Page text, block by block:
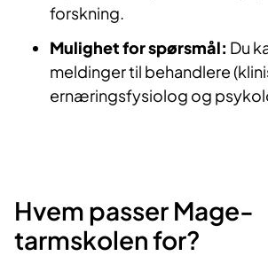
forskning.
Mulighet for spørsmål: Du
meldinger til behandlere
ernæringsfysiolog og
Hvem passer Mage-
tarmskolen for?